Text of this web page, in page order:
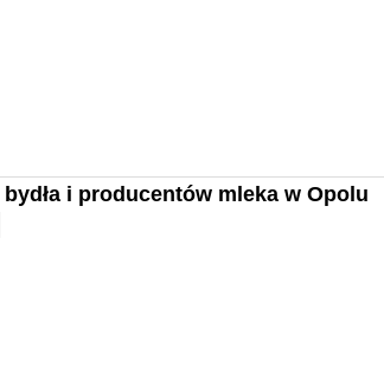
i producentów mleka w Opolu